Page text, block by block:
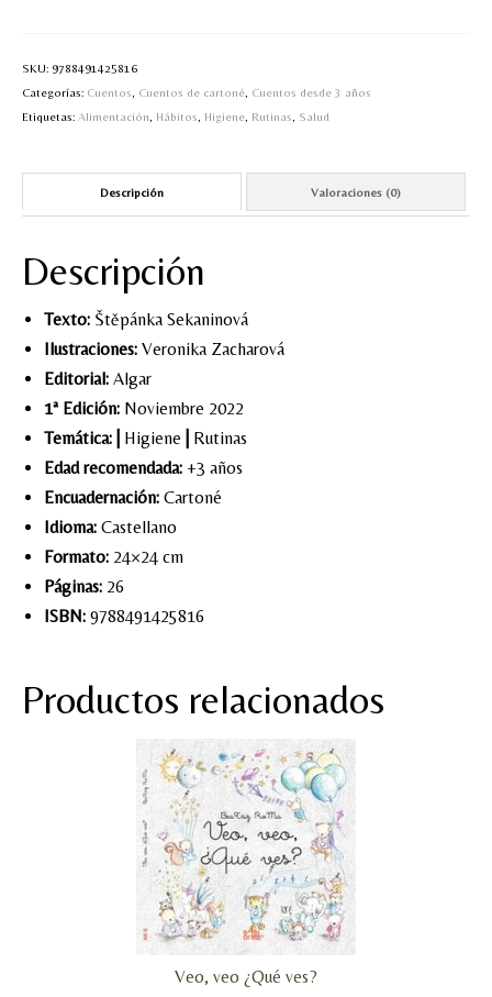
como
un
dragón!
SKU: 9788491425816
Categorías: Cuentos Cuentos de cartoné Cuentos desde 3 años
Etiquetas: Alimentación Hábitos Higiene Rutinas Salud
Descripción Valoraciones (0)
Descripción
Texto: Štěpánka Sekaninová
Ilustraciones: Veronika Zacharová
Editorial: Algar
1ª Edición: Noviembre 2022
Temática:
Higiene
Rutinas
Edad recomendada: +3 años
Encuadernación: Cartoné
Idioma: Castellano
Formato: 24×24 cm
Páginas: 26
ISBN: 9788491425816
Productos relacionados
Veo, veo ¿Qué ves?